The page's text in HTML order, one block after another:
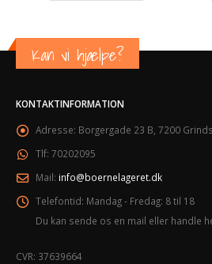
Kan vi hjælpe?
KONTAKTINFORMATION
Adresse: Borgergade 23 B, 7200
Tlf: 70202095
Mail: info@boernelageret.dk
Telefontid: Mandag - Fredag: 8 til 18
Du kan sende os en mail eller handle
CVR: 37639664